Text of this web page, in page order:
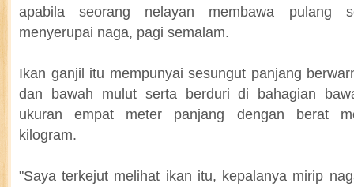
apabila seorang nelayan membawa pulang
menyerupai naga, pagi semalam.
Ikan ganjil itu mempunyai sesungut panjang
dan bawah mulut serta berduri di bahagian
ukuran empat meter panjang dengan berat
kilogram.
"Saya terkejut melihat ikan itu, kepalanya mirip